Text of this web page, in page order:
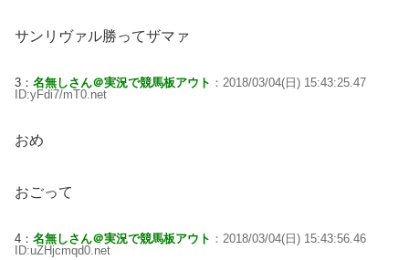
サンリヴァル勝ってザマァ
3： 名無しさん＠実況で競馬板アウト ：2018/03/04(日) 15:43:25.47
ID:yFdi7/mT0.net
おめ
おごって
4： 名無しさん＠実況で競馬板アウト ：2018/03/04(日) 15:43:56.46
ID:uZHjcmqd0.net